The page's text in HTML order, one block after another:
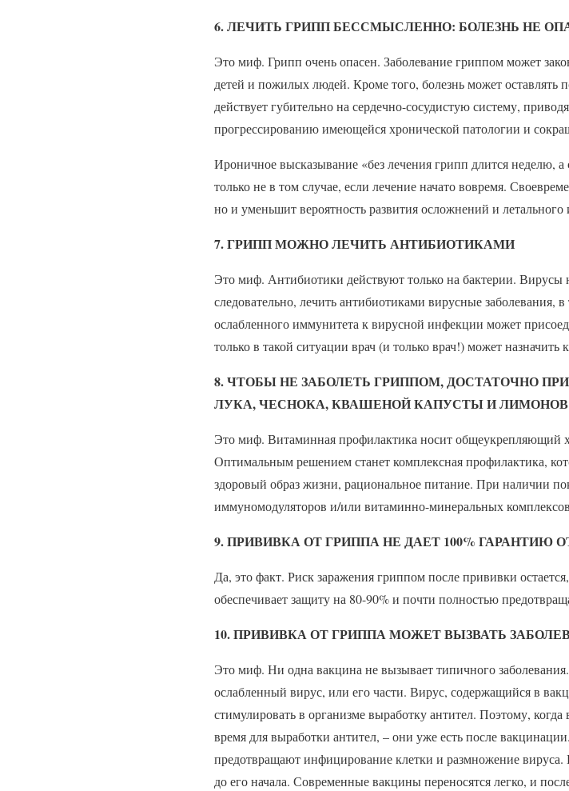
6. ЛЕЧИТЬ ГРИПП БЕССМЫСЛЕННО: БОЛЕЗНЬ НЕ
Это миф. Грипп очень опасен. Заболевание гриппом может
детей и пожилых людей. Кроме того, болезнь может оставлять
действует губительно на сердечно-сосудистую систему,
прогрессированию имеющейся хронической патологии и
Ироничное высказывание «без лечения грипп длится неделю,
только не в том случае, если лечение начато вовремя.
но и уменьшит вероятность развития осложнений и летального
7. ГРИПП МОЖНО ЛЕЧИТЬ АНТИБИОТИКАМИ
Это миф. Антибиотики действуют только на бактерии. Вирусы
следовательно, лечить антибиотиками вирусные заболевания,
ослабленного иммунитета к вирусной инфекции может
только в такой ситуации врач (и только врач!) может назначить
8. ЧТОБЫ НЕ ЗАБОЛЕТЬ ГРИППОМ, ДОСТАТОЧНО
ЛУКА, ЧЕСНОКА, КВАШЕНОЙ КАПУСТЫ И ЛИМОНОВ
Это миф. Витаминная профилактика носит общеукрепляющий
Оптимальным решением станет комплексная профилактика,
здоровый образ жизни, рациональное питание. При наличии
иммуномодуляторов и/или витаминно-минеральных
9. ПРИВИВКА ОТ ГРИППА НЕ ДАЕТ 100% ГАРАНТИЮ
Да, это факт. Риск заражения гриппом после прививки
обеспечивает защиту на 80-90% и почти полностью
10. ПРИВИВКА ОТ ГРИППА МОЖЕТ ВЫЗВАТЬ
Это миф. Ни одна вакцина не вызывает типичного
ослабленный вирус, или его части. Вирус, содержащийся в
стимулировать в организме выработку антител. Поэтому,
время для выработки антител, – они уже есть после
предотвращают инфицирование клетки и размножение вируса.
до его начала. Современные вакцины переносятся легко, и